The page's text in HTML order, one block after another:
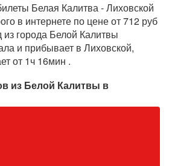
Белая Калитва - Лиховской
в интернете по цене от 712 руб
из города Белой Калитвы
и прибывает в Лиховской,
от 1ч 16мин .
из Белой Калитвы в